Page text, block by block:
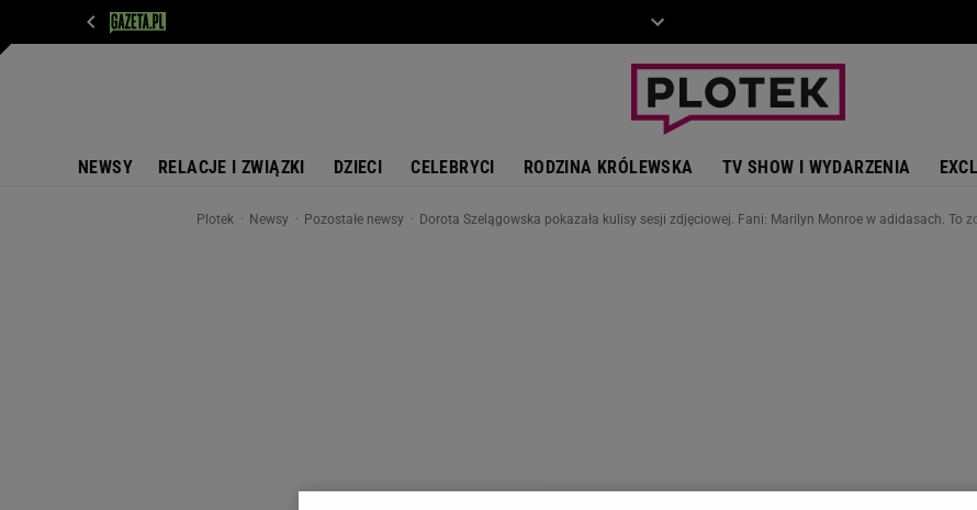
NEWSY RELACJE I ZWIĄZKI DZIECI CELEBRYCI RODZINA KRÓLEWSKA TV SHOW I WYDARZENIA
Plotek Newsy Pozostałe newsy Dorota Szelągowska pokazała kulisy sesji zdjęciowej. Fani: Marilyn Monroe w adidasach. To